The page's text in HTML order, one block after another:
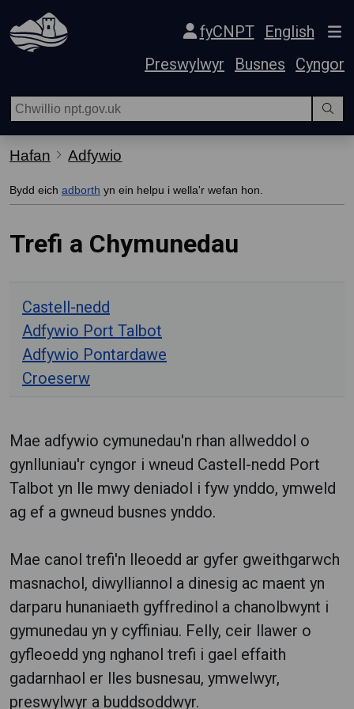
Hepgor gwe-lywio
fyCNPT
English
Preswylwyr
Busnes Cyngor
Hafan Adfywio
Bydd eich adborth yn ein helpu i wella'r wefan hon.
Trefi a Chymunedau
Castell-nedd
Adfywio Port Talbot
Adfywio Pontardawe
Croeserw
Mae adfywio cymunedau'n rhan allweddol o
gynlluniau'r cyngor i wneud Castell-nedd Port
Talbot yn lle mwy deniadol i fyw ynddo, ymweld
ag ef a gwneud busnes ynddo.
Mae canol trefi'n lleoedd ar gyfer gweithgarwch
masnachol, diwylliannol a dinesig ac maent yn
darparu hunaniaeth gyffredinol a chanolbwynt i
gymunedau yn y cyffiniau. Felly, ceir llawer o
gyfleoedd yng nghanol trefi i gael effaith
gadarnhaol er lles busnesau, ymwelwyr,
preswylwyr a buddsoddwyr.